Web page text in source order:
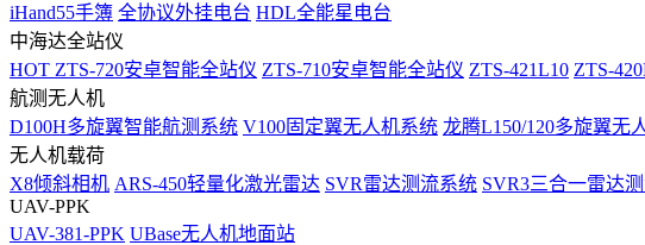
iHand55手簿 全协议外挂电台 HDL全能星电台
中海达全站仪
HOT ZTS-720安卓智能全站仪 ZTS-710安卓智能全站仪 ZTS-421L10 ZTS-
航测无人机
D100H多旋翼智能航测系统 V100固定翼无人机系统 龙腾L150/120多旋翼无
无人机载荷
X8倾斜相机 ARS-450轻量化激光雷达 SVR雷达测流系统 SVR3三合一雷达
UAV-PPK
UAV-381-PPK UBase无人机地面站